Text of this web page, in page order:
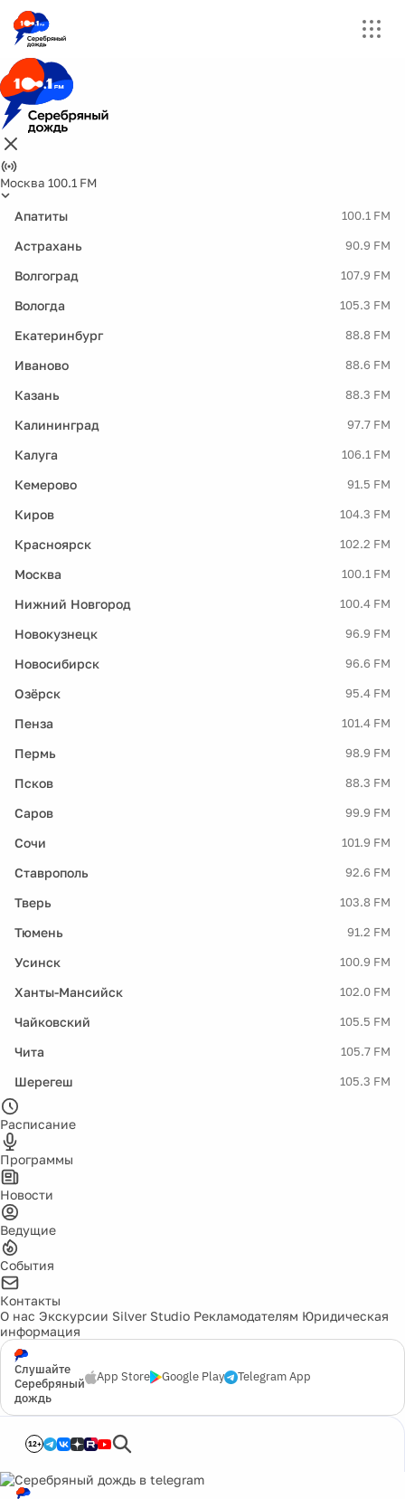
Москва 100.1 FM
Апатиты 100.1 FM
Астрахань 90.9 FM
Волгоград 107.9 FM
Вологда 105.3 FM
Екатеринбург 88.8 FM
Иваново 88.6 FM
Казань 88.3 FM
Калининград 97.7 FM
Калуга 106.1 FM
Кемерово 91.5 FM
Киров 104.3 FM
Красноярск 102.2 FM
Москва 100.1 FM
Нижний Новгород 100.4 FM
Новокузнецк 96.9 FM
Новосибирск 96.6 FM
Озёрск 95.4 FM
Пенза 101.4 FM
Пермь 98.9 FM
Псков 88.3 FM
Саров 99.9 FM
Сочи 101.9 FM
Ставрополь 92.6 FM
Тверь 103.8 FM
Тюмень 91.2 FM
Усинск 100.9 FM
Ханты-Мансийск 102.0 FM
Чайковский 105.5 FM
Чита 105.7 FM
Шерегеш 105.3 FM
Расписание
Программы
Новости
Ведущие
События
Контакты
О нас Экскурсии Silver Studio Рекламодателям Юридическая
информация
Слушайте
Серебряный
дождь
App Store Google Play Telegram App
12+